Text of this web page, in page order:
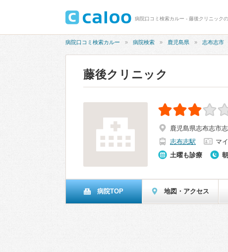
病院口コミ検索カルー - 藤後クリニック
病院口コミ検索カルー 病院検索 鹿児島県 志布志市
藤後クリニック
鹿児島県志布志市
志布志駅
マ
土曜も診療
病院TOP 地図・アクセス